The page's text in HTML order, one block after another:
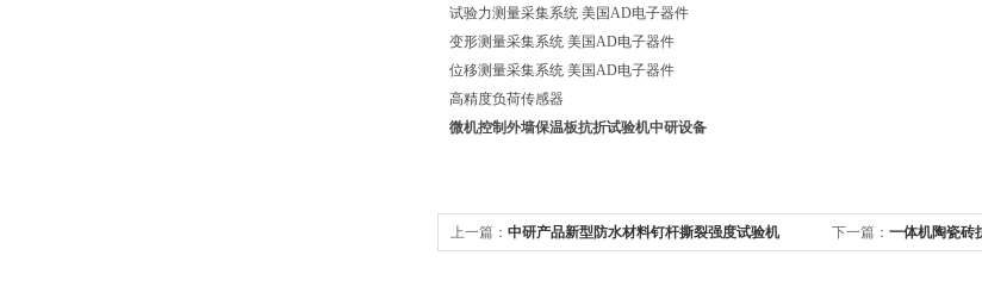
试验力测量采集系统 美国AD电子器件
变形测量采集系统 美国AD电子器件
位移测量采集系统 美国AD电子器件
高精度负荷传感器
微机控制外墙保温板抗折试验机中研设备
上一篇： 中研产品新型防水材料钉杆撕裂强度试验机 下一篇： 一体机陶瓷砖